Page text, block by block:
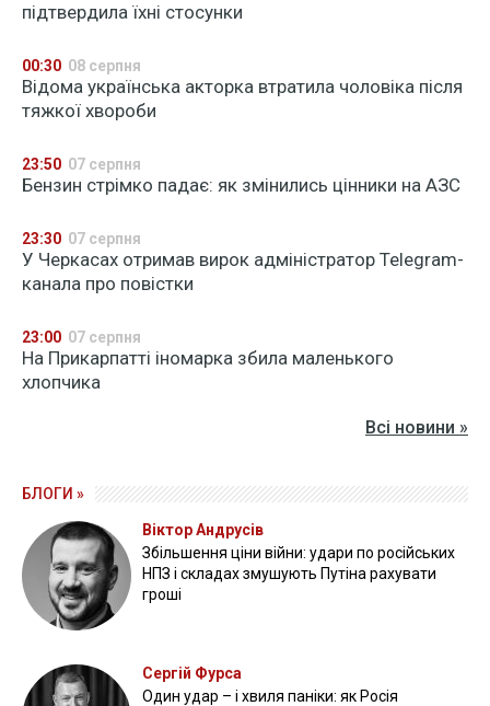
підтвердила їхні стосунки
00:30 08 серпня
Відома українська акторка втратила чоловіка після
тяжкої хвороби
23:50 07 серпня
Бензин стрімко падає: як змінились цінники на АЗС
23:30 07 серпня
У Черкасах отримав вирок адміністратор Telegram-
канала про повістки
23:00 07 серпня
На Прикарпатті іномарка збила маленького
хлопчика
Всі новини »
БЛОГИ »
Віктор Андрусів
Збільшення ціни війни: удари по російських
НПЗ і складах змушують Путіна рахувати
гроші
Сергій Фурса
Один удар – і хвиля паніки: як Росія